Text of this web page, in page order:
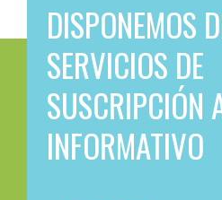
DISPONEMOS
SERVICIOS DE
SUSCRIPCIÓN
INFORMATIVO